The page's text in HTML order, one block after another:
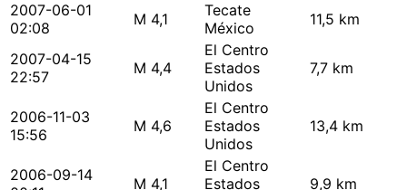
2007-06-01
02:08
M 4,1
Tecate
México
11,5 km
2007-04-15
22:57
M 4,4
El Centro
Estados
Unidos
7,7 km
2006-11-03
15:56
M 4,6
El Centro
Estados
Unidos
13,4 km
2006-09-14
M 4,1
El Centro
Estados
9,9 km